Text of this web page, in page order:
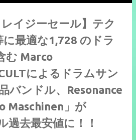
イジーセール】テク
最適な1,728 のドラ
む Marco
によるドラムサン
バンドル、Resonance
Maschinen」が
過去最安値に！！